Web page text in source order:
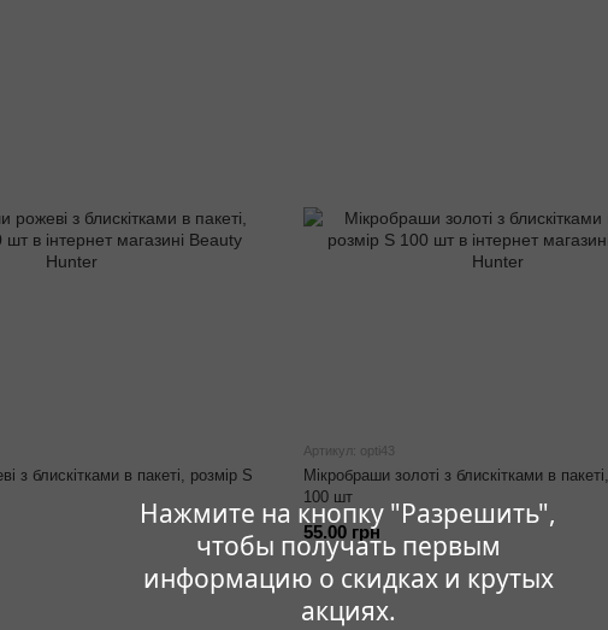
Нажмите на кнопку "Разрешить",
чтобы получать первым
информацию о скидках и крутых
акциях.
з блискітками в пакеті, розмір S
Артикул: opti43
Мікробраши золоті з блискітками в
100 шт
55.00 грн